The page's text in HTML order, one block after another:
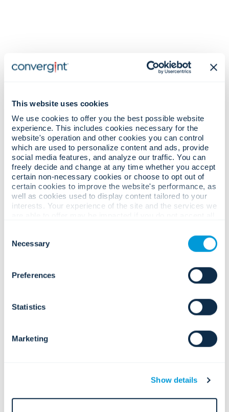
This website uses cookies
We use cookies to offer you the best possible website
experience. This includes cookies necessary for the
website's operation and other cookies you can control
which are used to personalize content and ads, provide
social media features, and analyze our traffic. You can
freely decide and change at any time whether you accept
certain non-necessary cookies or choose to opt out of
certain cookies to improve the website's performance, as
well as cookies used to display content tailored to your
interests. Your experience of the site and the services we
Selection
Necessary
Preferences
Statistics
Marketing
Show details
หลักปฏิบัติของ Convergint
ภาษาอาหรับ
เดนมาร์ก
ดัตช์
ญี่ปุ่น